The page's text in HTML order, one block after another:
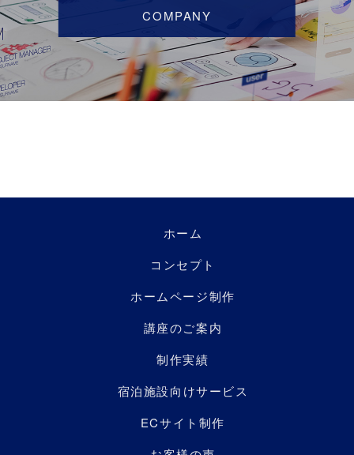
COMPANY
ホーム
コンセプト
ホームページ制作
講座のご案内
制作実績
宿泊施設向けサービス
ECサイト制作